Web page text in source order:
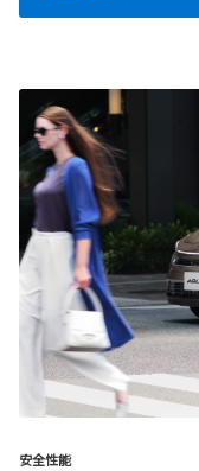
安全性能